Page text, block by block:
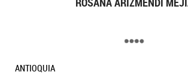
ANTIOQUIA